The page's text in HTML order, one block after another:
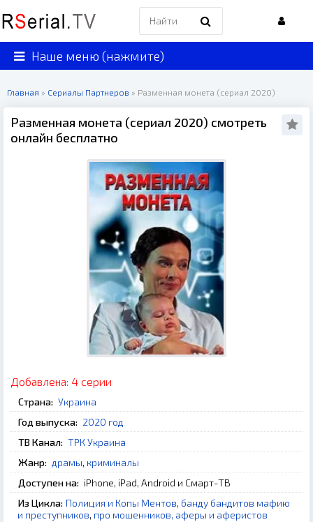
Наше меню (нажмите)
Главная » Сериалы Партнеров » Разменная монета (сериал 2020)
Разменная монета (сериал 2020) смотреть
онлайн бесплатно
Добавлена: 4 серии
Страна: Украина
Год выпуска: 2020 год
ТВ Канал: ТРК Украина
Жанр: драмы, криминалы
Доступен на: iPhone, iPad, Android и Смарт-ТВ
Из Цикла: Полиция и Копы Ментов, банду бандитов мафию
и преступников, про мошенников, аферы и аферистов